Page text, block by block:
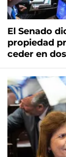
El Senado
propiedad
ceder en